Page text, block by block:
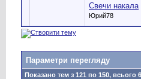
Свечи накала
Юрий78
Параметри перегляду
Показано тем з 121 по 150, всього